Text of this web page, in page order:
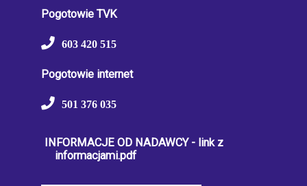
Pogotowie TVK
603 420 515
Pogotowie internet
501 376 035
INFORMACJE OD NADAWCY - link z
informacjami.pdf